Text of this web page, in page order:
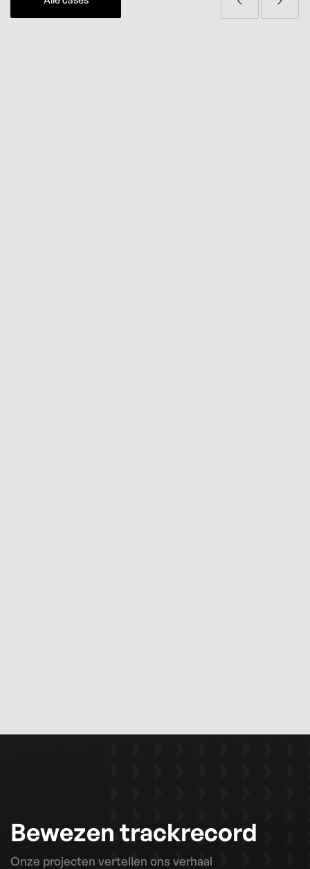
Bewezen trackrecord
Onze projecten vertellen ons verhaal